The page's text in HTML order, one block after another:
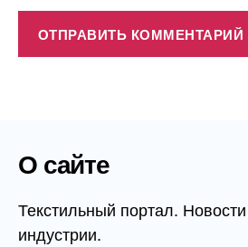
О сайте
Текстильный портал.
индустрии.